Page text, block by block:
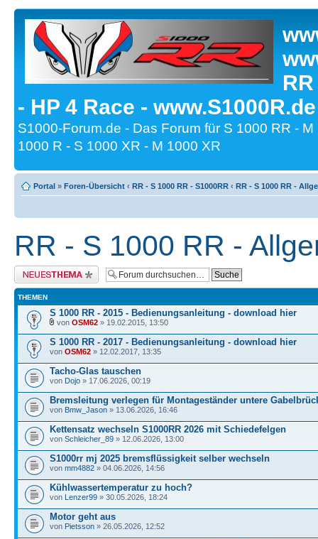
- HP 4 Race -
S1000-Forum.de - Das Forum für S 1000 RR -
1000 R - S 1000 XR - M 1000 XR
Portal » Foren-Übersicht ‹ RR - S 1000 RR - S1000RR ‹ RR - S 1000 RR -
RR - S 1000 RR -
Neues Thema erstellen
THEMEN
S 1000 RR - 2015 - Bedienungsanleitung - download hier
von OSM62 » 19.02.2015, 13:50
S 1000 RR - 2017 - Bedienungsanleitung - download hier
von OSM62 » 12.02.2017, 13:35
Tacho-Glas tauschen
von Dojo » 17.06.2026, 00:19
Bremsleitung verlegen für Montageständer untere
von Bmw_Jason » 13.06.2026, 16:46
Kettensatz wechseln S1000RR 2026 mit Schiedefelgen
von Schleicher_89 » 12.06.2026, 13:00
S1000rr mj 2025 bremsflüssigkeit selber wechseln
von mm4882 » 04.06.2026, 14:56
Kühlwassertemperatur zu hoch?
von Lenzer99 » 30.05.2026, 18:24
Motor geht aus
von Pietsson » 26.05.2026, 12:52